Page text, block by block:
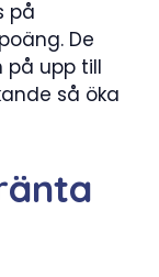
på
De
på upp till
så öka